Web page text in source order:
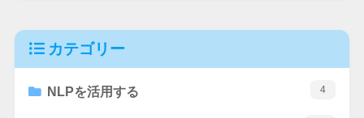
カテゴリー
NLPを活用する 4